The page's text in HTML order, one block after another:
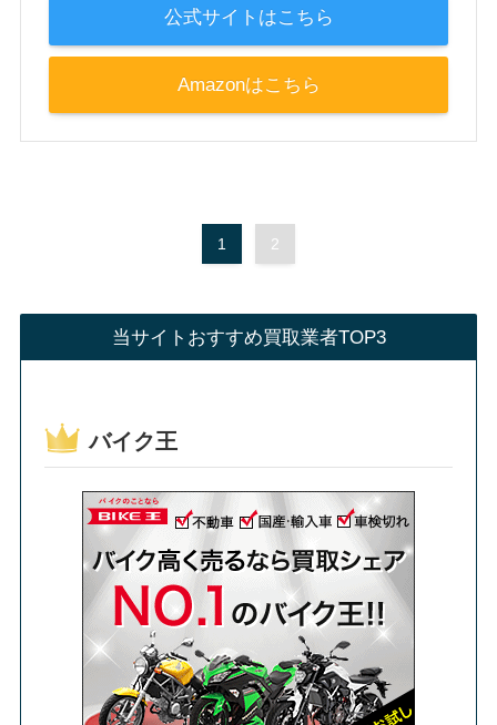
公式サイトはこちら
Amazonはこちら
1 2
当サイトおすすめ買取業者TOP3
バイク王